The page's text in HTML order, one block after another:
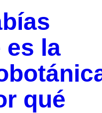
es la
qué